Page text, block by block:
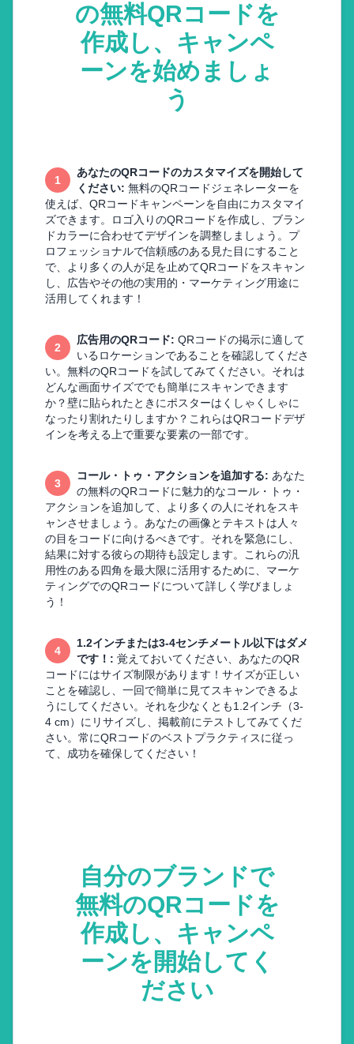
の無料QRコードを
作成し、キャンペ
ーンを始めましょ
う
1
あなたのQRコードのカスタマイズを開始して
ください: 無料のQRコードジェネレーターを
使えば、QRコードキャンペーンを自由にカスタマイ
ズできます。ロゴ入りのQRコードを作成し、ブラン
ドカラーに合わせてデザインを調整しましょう。プ
ロフェッショナルで信頼感のある見た目にすること
で、より多くの人が足を止めてQRコードをスキャン
し、広告やその他の実用的・マーケティング用途に
活用してくれます！
2
広告用のQRコード: QRコードの掲示に適して
いるロケーションであることを確認してくださ
い。無料のQRコードを試してみてください。それは
どんな画面サイズででも簡単にスキャンできます
か？壁に貼られたときにポスターはくしゃくしゃに
なったり割れたりしますか？これらはQRコードデザ
インを考える上で重要な要素の一部です。
3
コール・トゥ・アクションを追加する: あなた
の無料のQRコードに魅力的なコール・トゥ・
アクションを追加して、より多くの人にそれをスキ
ャンさせましょう。あなたの画像とテキストは人々
の目をコードに向けるべきです。それを緊急にし、
結果に対する彼らの期待も設定します。これらの汎
用性のある四角を最大限に活用するために、マーケ
ティングでのQRコードについて詳しく学びましょ
う！
4
1.2インチまたは3-4センチメートル以下はダメ
です！ : 覚えておいてください、あなたのQR
コードにはサイズ制限があります！サイズが正しい
ことを確認し、一回で簡単に見てスキャンできるよ
うにしてください。それを少なくとも1.2インチ（3-
4 cm）にリサイズし、掲載前にテストしてみてくだ
さい。常にQRコードのベストプラクティスに従っ
て、成功を確保してください！
自分のブランドで
無料のQRコードを
作成し、キャンペ
ーンを開始してく
ださい